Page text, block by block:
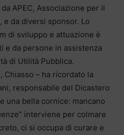
APEC, Associazione per il
da diversi sponsor. Lo
di sviluppo e attuazione è
e da persone in assistenza
di Utilità Pubblica.
Chiasso – ha ricordato la
responsabile del Dicastero
una bella cornice: mancano
interviene per colmare
ci si occupa di curare e